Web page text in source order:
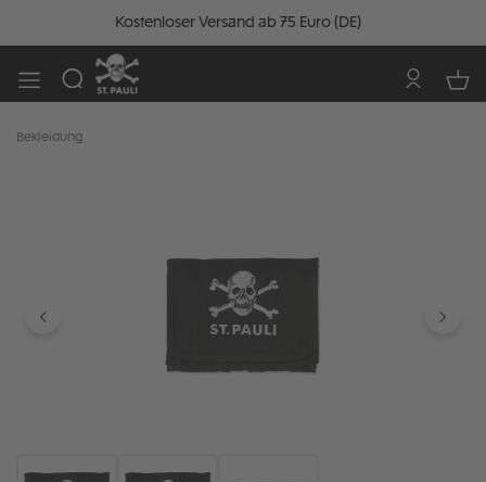
Kostenloser Versand ab 75 Euro (DE)
Bekleidung